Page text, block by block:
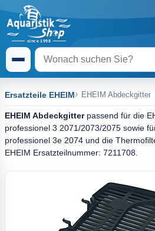
Ersatzteile EHEIM EHEIM Abdeckgitter
EHEIM Abdeckgitterpassend für die
professionel 3 2071/2073/2075 sowie
professionel 3e 2074 und die
EHEIM Ersatzteilnummer: 7211708.